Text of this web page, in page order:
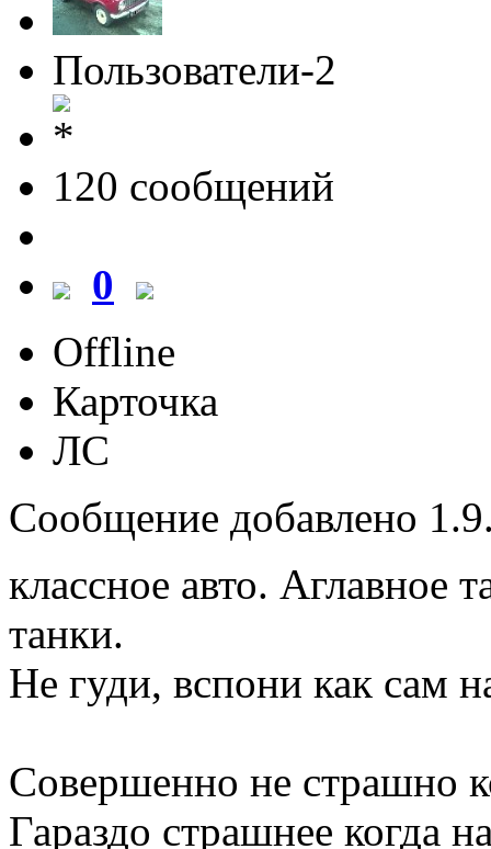
Пользователи-2
120 cообщений
0
Offline
Карточка
ЛС
Сообщение добавлено
классное авто. Аглавное
танки.
Не гуди, вспони как сам
Совершенно не страшно
Гараздо страшнее когда